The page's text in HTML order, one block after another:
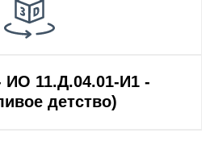
ИО 11.Д.04.01-И1 -
детство)